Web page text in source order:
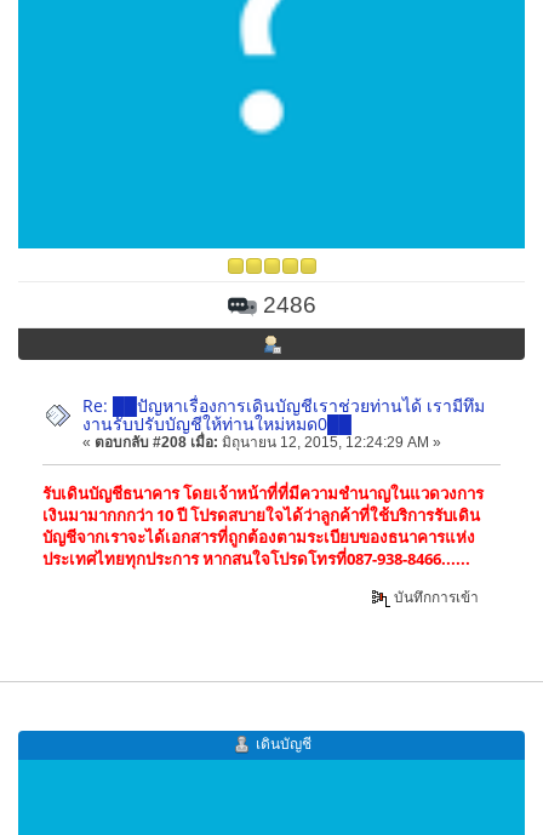
2486
Re: ██ปัญหาเรื่องการเดินบัญชีเราช่วยท่านได้ เรามีทึม
งานรับปรับบัญชีให้ท่านใหม่หมด0██
« ตอบกลับ #208 เมื่อ: มิถุนายน 12, 2015, 12:24:29 AM »
รับเดินบัญชีธนาคาร โดยเจ้าหน้าที่ที่มีความชำนาญในแวดวงการ
เงินมามากกกว่า 10 ปี โปรดสบายใจได้ว่าลูกค้าที่ใช้บริการรับเดิน
บัญชีจากเราจะได้เอกสารที่ถูกต้องตามระเบียบของธนาคารแห่ง
ประเทศไทยทุกประการ หากสนใจโปรดโทรที่087-938-8466......
บันทึกการเข้า
เดินบัญชี